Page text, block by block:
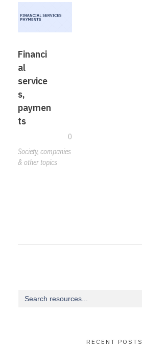
Financi
al
service
s,
paymen
ts
0
Society, companies
& other topics
for:
RECENT POSTS